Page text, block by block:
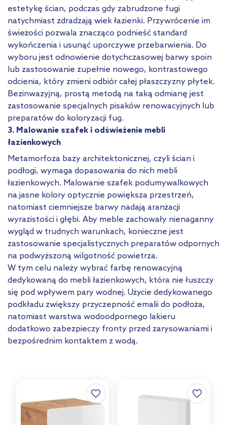
estetykę ścian, podczas gdy zabrudzone fugi
natychmiast zdradzają wiek łazienki. Przywrócenie im
świeżości pozwala znacząco podnieść standard
wykończenia i usunąć uporczywe przebarwienia. Do
wyboru jest odnowienie dotychczasowej barwy spoin
lub zastosowanie zupełnie nowego, kontrastowego
odcienia, który zmieni odbiór całej płaszczyzny płytek.
Bezinwazyjną, prostą metodą na taką odmianę jest
zastosowanie specjalnych pisaków renowacyjnych lub
preparatów do koloryzacji fug.
3. Malowanie szafek i odświeżenie mebli
łazienkowych
Metamorfoza bazy architektonicznej, czyli ścian i
podłogi, wymaga dopasowania do nich mebli
łazienkowych. Malowanie szafek podumywalkowych
na jasne kolory optycznie powiększa przestrzeń,
natomiast ciemniejsze barwy nadają aranżacji
wyrazistości i głębi. Aby meble zachowały nienaganny
wygląd w trudnych warunkach, konieczne jest
zastosowanie specjalistycznych preparatów odpornych
na podwyższoną wilgotność powietrza.
W tym celu należy wybrać farbę renowacyjną
dedykowaną do mebli łazienkowych, która nie łuszczy
się pod wpływem pary wodnej. Użycie dedykowanego
podkładu zwiększy przyczepność emalii do podłoża,
natomiast warstwa wodoodpornego lakieru
dodatkowo zabezpieczy fronty przed zarysowaniami i
bezpośrednim kontaktem z wodą.